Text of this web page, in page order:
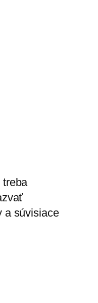
treba
a súvisiace